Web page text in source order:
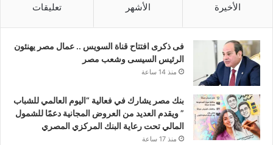
الأخيرة الأشهر تعليقات
فى ذكرى افتتاح قناة السويس .. عمال مصر يهنئون
الرئيس السيسى وشعب مصر
منذ 14 ساعة
بنك مصر يشارك في فعالية “اليوم العالمي للشباب
” ويقدم العديد من العروض المجانية دعمًا للشمول
المالي تحت رعاية البنك المركزي المصري
منذ 17 ساعة